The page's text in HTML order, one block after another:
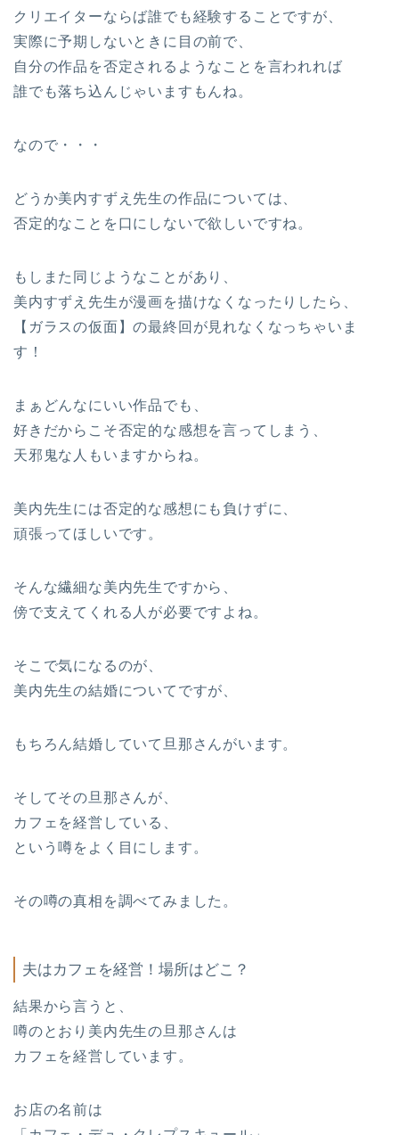
クリエイターならば誰でも経験することですが、
実際に予期しないときに目の前で、
自分の作品を否定されるようなことを言われれば
誰でも落ち込んじゃいますもんね。
なので・・・
どうか美内すずえ先生の作品については、
否定的なことを口にしないで欲しいですね。
もしまた同じようなことがあり、
美内すずえ先生が漫画を描けなくなったりしたら、
【ガラスの仮面】の最終回が見れなくなっちゃいま
す！
まぁどんなにいい作品でも、
好きだからこそ否定的な感想を言ってしまう、
天邪鬼な人もいますからね。
美内先生には否定的な感想にも負けずに、
頑張ってほしいです。
そんな繊細な美内先生ですから、
傍で支えてくれる人が必要ですよね。
そこで気になるのが、
美内先生の結婚についてですが、
もちろん結婚していて旦那さんがいます。
そしてその旦那さんが、
カフェを経営している、
という噂をよく目にします。
その噂の真相を調べてみました。
夫はカフェを経営！場所はどこ？
結果から言うと、
噂のとおり美内先生の旦那さんは
カフェを経営しています。
お店の名前は